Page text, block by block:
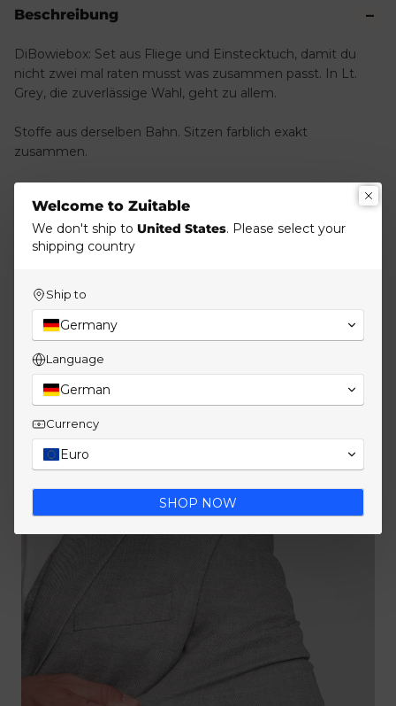
Beschreibung
DiBowiebox: Set aus Fliege und Einstecktuch, damit du
nicht zwei mal raten musst was zusammen passt. In Lt.
Grey, die zuverlässige Wahl, geht zu allem.
Stoffe aus derselben Bahn. Sitzen farblich exakt
zusammen.
Funktioniert in vielen Outfits, von formal bis casual.
Größen Einheitsgröße.
Modell-Nr.: 251920-310
Material & Pflege
Versand & Retouren
Welcome to Zuitable
We don't ship to United States. Please select your
shipping country
Ship to
Germany
Language
German
Currency
Euro
SHOP NOW